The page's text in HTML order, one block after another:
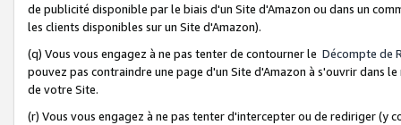
de publicité disponible par le biais d'un Site d'Amazon ou dans un
les clients disponibles sur un Site d'Amazon).
(q) Vous vous engagez à ne pas tenter de contourner le Décompte de
pouvez pas contraindre une page d'un Site d'Amazon à s'ouvrir dans
de votre Site.
(r) Vous vous engagez à ne pas tenter d'intercepter ou de rediriger